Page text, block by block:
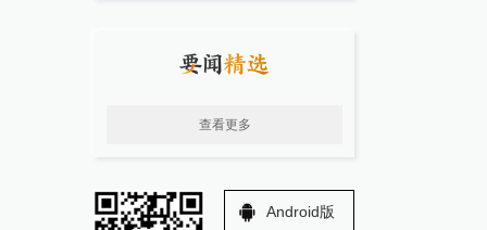
查看更多
Android版